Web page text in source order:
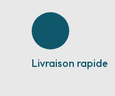
Livraison rapide